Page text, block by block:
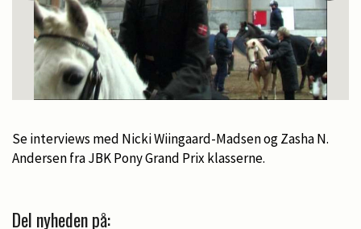
Se interviews med Nicki Wiingaard-Madsen og Zasha N.
Andersen fra JBK Pony Grand Prix klasserne.
Del nyheden på: